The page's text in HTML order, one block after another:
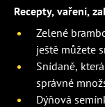
Recepty, vaření,
Zelené
ještě můžete
Snídaně,
správné
Dýňová